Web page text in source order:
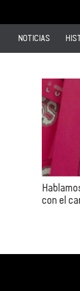
NOTICIAS
con el